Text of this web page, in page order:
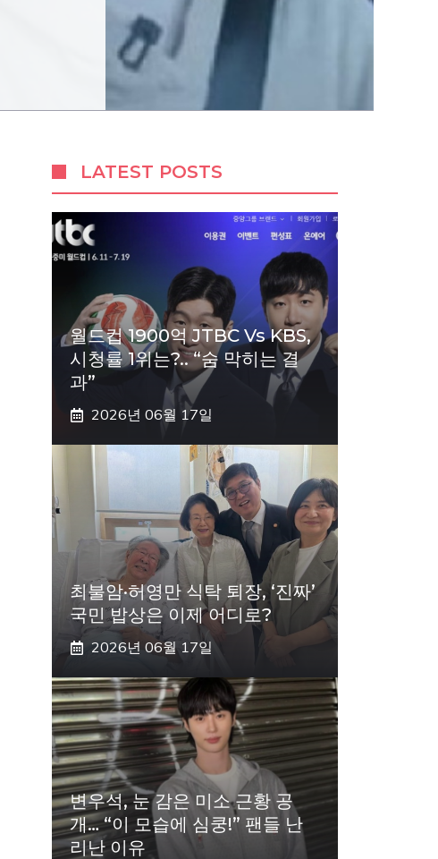
LATEST POSTS
월드컵 1900억 JTBC Vs KBS,
시청률 1위는?.. “숨 막히는 결
과”
2026년 06월 17일
최불암·허영만 식탁 퇴장, ‘진짜’
국민 밥상은 이제 어디로?
2026년 06월 17일
변우석, 눈 감은 미소 근황 공
개… “이 모습에 심쿵!” 팬들 난
리난 이유